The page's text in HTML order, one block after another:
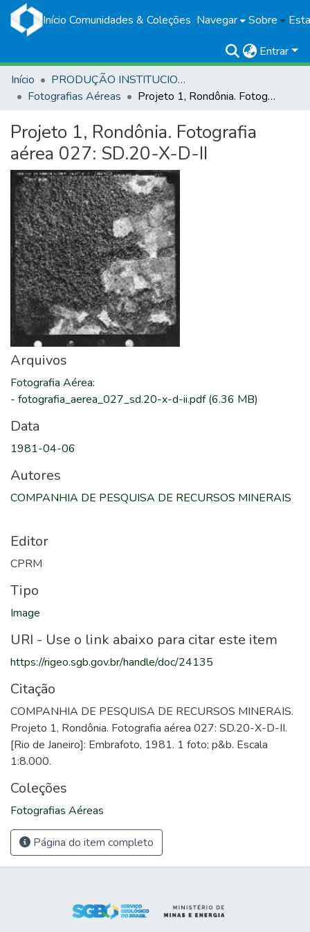
Início Comunidades & Coleções Navegar Sobre
Entrar
Início
PRODUÇÃO INSTITUCIONAL
Fotografias Aéreas
Projeto 1, Rondônia. Fotografia aérea 027: SD.20-X-D-II
Projeto 1, Rondônia. Fotografia
aérea 027: SD.20-X-D-II
Arquivos
Fotografia Aérea:
- fotografia_aerea_027_sd.20-x-d-ii.pdf(6.36 MB)
Data
1981-04-06
Autores
COMPANHIA DE PESQUISA DE RECURSOS MINERAIS
Editor
CPRM
Tipo
Image
URI - Use o link abaixo para citar este item
https://rigeo.sgb.gov.br/handle/doc/24135
Citação
COMPANHIA DE PESQUISA DE RECURSOS MINERAIS.
Projeto 1, Rondônia. Fotografia aérea 027: SD.20-X-D-II.
[Rio de Janeiro]: Embrafoto, 1981. 1 foto; p&b. Escala
1:8.000.
Coleções
Fotografias Aéreas
Página do item completo